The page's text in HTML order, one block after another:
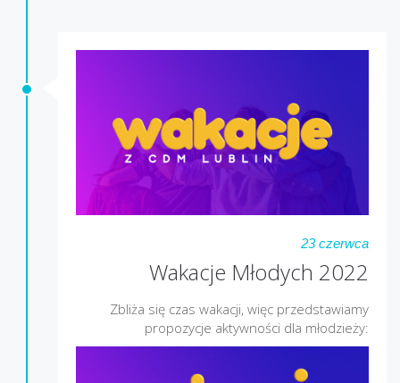
23 czerwca
Wakacje Młodych 2022
Zbliża się czas wakacji, więc przedstawiamy
propozycje aktywności dla młodzieży: